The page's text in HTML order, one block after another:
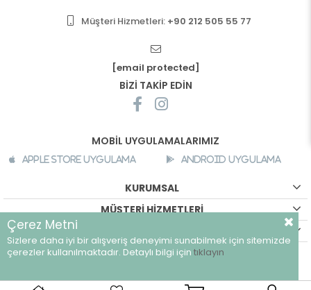
Müşteri Hizmetleri: +90 212 505 55 77
[email protected]
BİZİ TAKİP EDİN
MOBİL UYGULAMALARIMIZ
Apple Store Uygulama Android Uygulama
KURUMSAL
MÜŞTERİ HİZMETLERİ
©breeze.com.tr - Tüm hakları saklıdır.
Çerez Metni
Sizlere daha iyi bir alışveriş deneyimi sunabilmek için sitemizde
çerezler kullanılmaktadır. Detaylı bilgi için tıklayın